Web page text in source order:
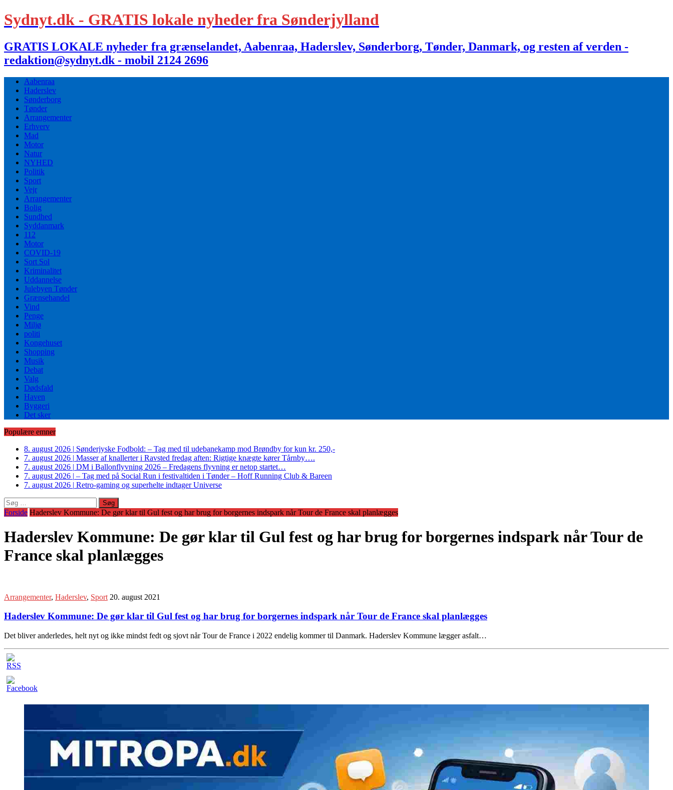
Sydnyt.dk - GRATIS lokale nyheder fra Sønderjylland
GRATIS LOKALE nyheder fra grænselandet, Aabenraa, Haderslev, Sønderborg, Tønder, Danmark, og resten af verden -
redaktion@sydnyt.dk - mobil 2124 2696
Aabenraa
Haderslev
Sønderborg
Tønder
Arrangementer
Erhverv
Mad
Motor
Natur
NYHED
Politik
Sport
Vejr
Arrangementer
Bolig
Sundhed
Syddanmark
112
Motor
COVID-19
Sort Sol
Kriminalitet
Uddannelse
Julebyen Tønder
Grænsehandel
Vind
Penge
Miljø
politi
Kongehuset
Shopping
Musik
Debat
Valg
Dødsfald
Haven
Byggeri
Det sker
Populære emner
8. august 2026 | Sønderjyske Fodbold: – Tag med til udebanekamp mod Brøndby for kun kr. 250,-
7. august 2026 | Masser af knallerter i Ravsted fredag aften: Rigtige knægte kører Tårnby….
7. august 2026 | DM i Ballonflyvning 2026 – Fredagens flyvning er netop startet…
7. august 2026 | – Tag med på Social Run i festivaltiden i Tønder – Hoff Running Club & Bareen
7. august 2026 | Retro-gaming og superhelte indtager Universe
Søg
efter:
Forside Haderslev Kommune: De gør klar til Gul fest og har brug for borgernes indspark når Tour de France skal planlægges
Haderslev Kommune: De gør klar til Gul fest og har brug for borgernes indspark når Tour de
France skal planlægges
Arrangementer, Haderslev, Sport 20. august 2021
Haderslev Kommune: De gør klar til Gul fest og har brug for borgernes indspark når Tour de France skal planlægges
Det bliver anderledes, helt nyt og ikke mindst fedt og sjovt når Tour de France i 2022 endelig kommer til Danmark. Haderslev Kommune lægger asfalt…